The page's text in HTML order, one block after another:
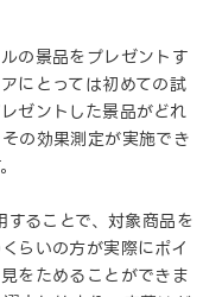
の景品をプレゼントす
にとっては初めての試
ゼントした景品がどれ
の効果測定が実施でき
することで、対象商品を
らいの方が実際にポイ
をためることができま